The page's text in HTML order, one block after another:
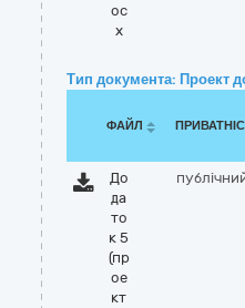
oc
x
Тип документа: Проект
ФАЙЛ
До
да
то
к 5
(пр
ое
кт